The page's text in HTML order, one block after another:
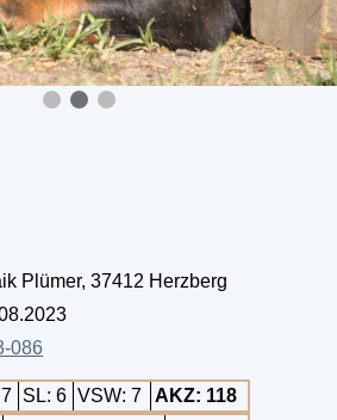
Plümer, 37412 Herzberg
086
SL: 6 VSW: 7
AKZ: 118